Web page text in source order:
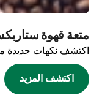
متعة قهوة
اكتشف نكهات جديدة
اكتشف المزيد